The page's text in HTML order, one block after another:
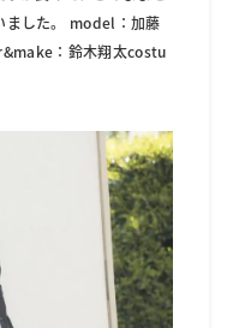
ました。 model：加藤
：鈴木翔太costu